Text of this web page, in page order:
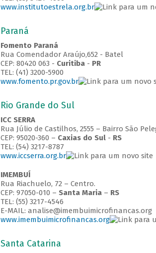
www.institutoestrela.org.br
Paraná
Fomento Paraná
Rua Comendador Araújo,652 - Batel
CEP: 80420 063 - Curitiba- PR
TEL: (41) 3200-5900
www.fomento.pr.gov.br
Rio Grande do Sul
ICC SERRA
Rua Júlio de Castilhos, 2555 – Bairro São
CEP: 95020-360 – Caxias do Sul- RS
TEL: (54) 3217-8787
www.iccserra.org.br
IMEMBUÍ
Rua Riachuelo, 72 – Centro.
CEP: 97050-010 – Santa Maria– RS
TEL: (55) 3217-4546
E-MAIL: analise@imembuimicrofinancas.org
www.imembuimicrofinancas.org
Santa Catarina